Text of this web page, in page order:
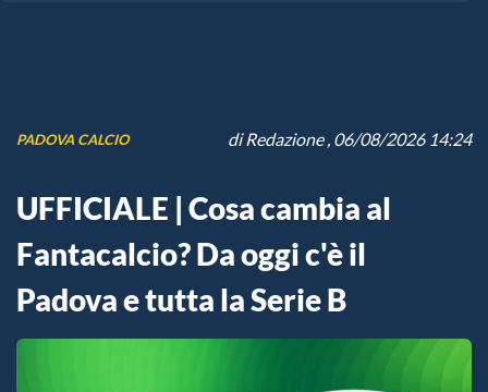
PADOVA CALCIO diRedazione, 06/08/2026 14:24
UFFICIALE | Cosa cambia al
Fantacalcio? Da oggi c'è il
Padova e tutta la Serie B